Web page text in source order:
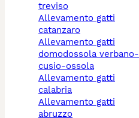
treviso
allevamento gatti
catanzaro
allevamento gatti
domodossola verbano-
cusio-ossola
allevamento gatti
calabria
allevamento gatti
abruzzo